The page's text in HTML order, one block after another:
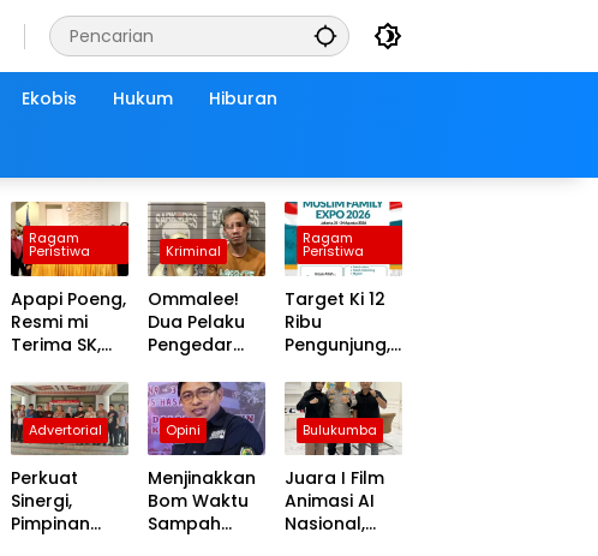
Ekobis Hukum Hiburan
Ragam
Peristiwa
Apapi Poeng,
Resmi mi
Terima SK,
Periode
2026–2031
Gelar Rapat
Perdana
Kriminal
Ommalee!
Dua Pelaku
Pengedar
“Assulengka”
Landing
Dikandang
Jeruji Polisi
Ragam
Peristiwa
Target Ki 12
Ribu
Pengunjung,
Wahdah
Islamiyah
Hadirkan
Bazar Halal
dan Muslim
Family Expo
2026
Advertorial
Perkuat
Sinergi,
Pimpinan
Opini
Menjinakkan
Bom Waktu
Sampah
Bulukumba
Juara I Film
Animasi AI
Nasional,